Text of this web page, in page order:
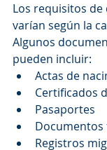
Los requisitos
varían según la
Algunos
pueden incluir:
Actas de
Certificados
Pasaportes
Documentos
Registros